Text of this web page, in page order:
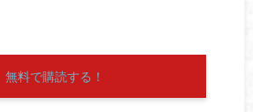
無料で購読する！